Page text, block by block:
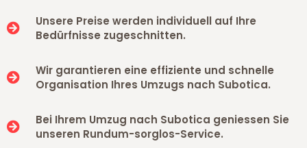
Unsere Preise werden individuell auf Ihre
Bedürfnisse zugeschnitten.
Wir garantieren eine effiziente und schnelle
Organisation Ihres Umzugs nach Subotica.
Bei Ihrem Umzug nach Subotica geniessen Sie
unseren Rundum-sorglos-Service.